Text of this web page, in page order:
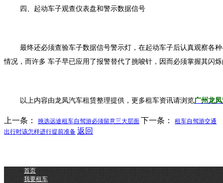
四、起动车子观查仪表盘和警示数据信号
最终还必须查验车子数据信号警示灯，在起动车子后认真观察各
情况，而许多 车子早已应用了报警替代了挑唆针，因而必须掌握其闪
以上内容由龙凤汽车租赁整理提供，更多租车资讯请浏览广州龙
上一条： 挑选远途租车自驾游必须留意三大层面 下一条：
租车自驾游交通
出行时该怎样进行提前准备 返回
首页
我要租车